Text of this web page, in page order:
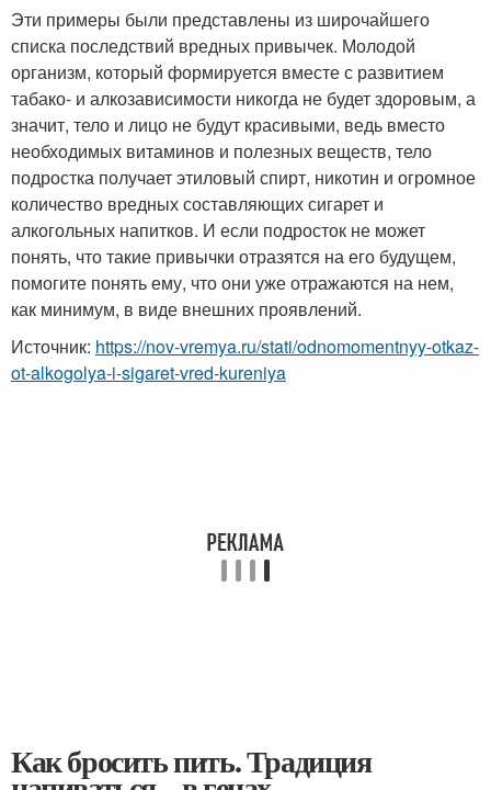
Эти примеры были представлены из широчайшего
списка последствий вредных привычек. Молодой
организм, который формируется вместе с развитием
табако- и алкозависимости никогда не будет здоровым, а
значит, тело и лицо не будут красивыми, ведь вместо
необходимых витаминов и полезных веществ, тело
подростка получает этиловый спирт, никотин и огромное
количество вредных составляющих сигарет и
алкогольных напитков. И если подросток не может
понять, что такие привычки отразятся на его будущем,
помогите понять ему, что они уже отражаются на нем,
как минимум, в виде внешних проявлений.
Источник: https://nov-vremya.ru/stati/odnomomentnyy-otkaz-
ot-alkogolya-i-sigaret-vred-kureniya
Как бросить пить. Традиция